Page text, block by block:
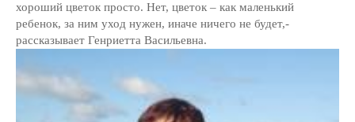
хороший цветок просто. Нет, цветок – как маленький
ребенок, за ним уход нужен, иначе ничего не будет,-
рассказывает Генриетта Васильевна.